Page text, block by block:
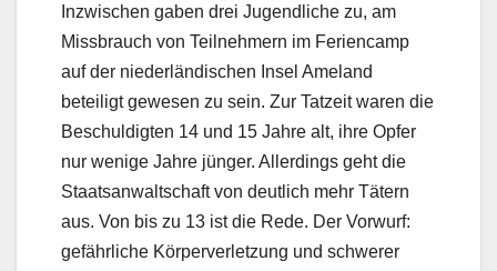
Inzwischen gaben drei Jugendliche zu, am
Missbrauch von Teilnehmern im Feriencamp
auf der niederländischen Insel Ameland
beteiligt gewesen zu sein. Zur Tatzeit waren die
Beschuldigten 14 und 15 Jahre alt, ihre Opfer
nur wenige Jahre jünger. Allerdings geht die
Staatsanwaltschaft von deutlich mehr Tätern
aus. Von bis zu 13 ist die Rede. Der Vorwurf:
gefährliche Körperverletzung und schwerer